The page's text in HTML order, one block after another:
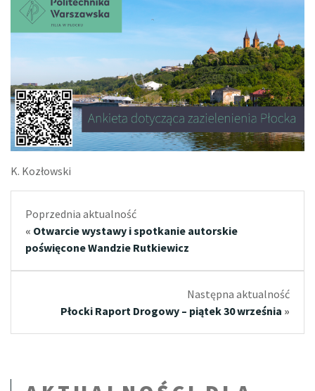
K. Kozłowski
Poprzednia aktualność
« Otwarcie wystawy i spotkanie autorskie
poświęcone Wandzie Rutkiewicz
Następna aktualność
Płocki Raport Drogowy – piątek 30 września »